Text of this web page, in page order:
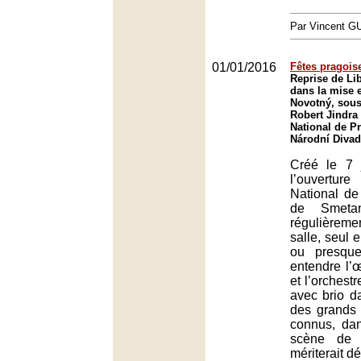
Par Vincent
01/01/2016
Fêtes
Reprise de
dans la mise
Novotný,
Robert Jindra
National de
Národní
Créé le 7
National
de
salle, seul
ou
entendre
et
avec brio
des grands
connus,
scène de
mériterait